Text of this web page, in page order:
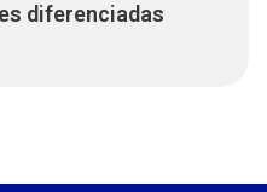
diferenciadas